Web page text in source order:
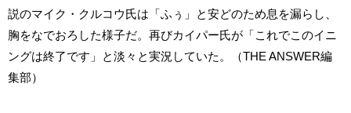
説のマイク・クルコウ氏は「ふぅ」と安どのため息を漏らし、
胸をなでおろした様子だ。再びカイパー氏が「これでこのイニ
ングは終了です」と淡々と実況していた。（THE ANSWER編
集部）